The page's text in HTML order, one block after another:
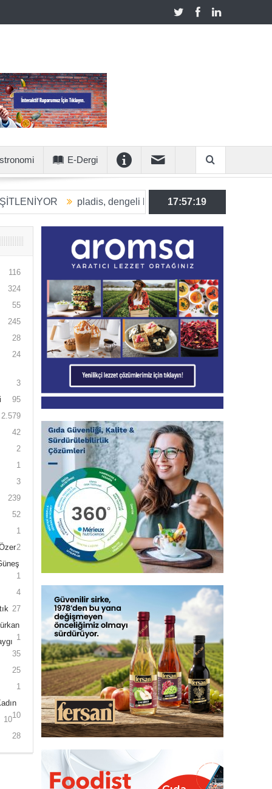
E-Dergi
pladis, dengeli beslenmeye katkı sunan ürün hacmini
17:57:20
116
324
55
245
28
24
3
95
2.579
42
2
1
3
239
52
1
2
1
4
27
1
35
25
1
10
10
28